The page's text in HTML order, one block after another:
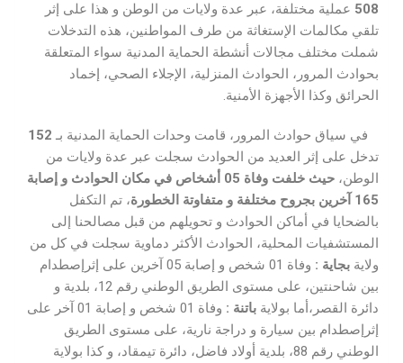
508 عملية مختلفة، عبر عدة ولايات من الوطن و هذا على إثر
تلقي مكالمات الإستغاثة من طرف المواطنين، هذه التدخلات
شملت مختلف مجالات أنشطة الحماية المدنية سواء المتعلقة
بحوادث المرور، الحوادث المنزلية، الإجلاء الصحي، إخماد
الحرائق وكذا الأجهزة الأمنية.
في سياق حوادث المرور، قامت وحدات الحماية المدنية بـ 152
تدخل على إثر العديد من الحوادث سجلت عبر عدة ولايات من
الوطن،حيث خلفت وفاة 05 أشخاص في مكان الحوادث و إصابة
165 آخرين بجروح مختلفة و متفاوتة الخطورة، تم التكفل
بالضحايا في أماكن الحوادث و تحويلهم من قبل مصالحنا إلى
المستشفيات المحلية، الحوادث الأكثر دماوية سجلت في كل من
ولايةبجاية :
وفاة 01 شخص و إصابة 05 آخرين على إثرإصطدام
بين شاحنتين، على مستوى الطريق الوطني رقم 12، بلدية و
دائرة القصر،أما بولايةباتنة :
وفاة 01 شخص و إصابة 01 آخر على
إثرإصطدام بين سيارة و دراجة نارية، على مستوى الطريق
الوطني رقم 88، بلدية أولاد فاضل، دائرة تيمقاد، و كذا بولاية